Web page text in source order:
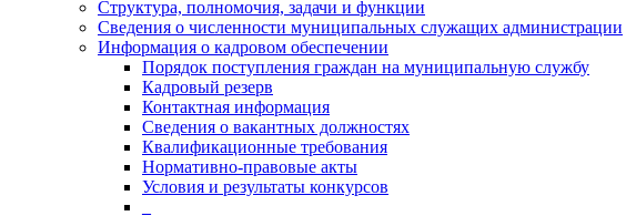
Структура, полномочия, задачи и функции
Сведения о численности муниципальных служащих администрации
Информация о кадровом обеспечении
Порядок поступления граждан на муниципальную службу
Кадровый резерв
Контактная информация
Сведения о вакантных должностях
Квалификационные требования
Нормативно-правовые акты
Условия и результаты конкурсов